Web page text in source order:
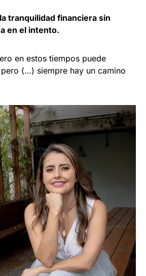
tranquilidad financiera sin
en el intento.
en estos tiempos puede
(…) siempre hay un camino